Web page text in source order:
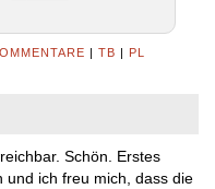
TB PL
Schön. Erstes
und ich freu mich, dass die